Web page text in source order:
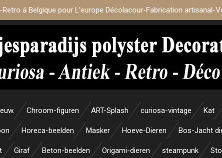
á Belgique pour L’europe Décolacour-Fabrication artisanal-
Chroom-figuren ART-Splash curiosa-vintage Kat
Horeca-beelden Masker Hoeve-Dieren Bos-Jacht
Giraf Beton-beelden Origami-dieren steampunk